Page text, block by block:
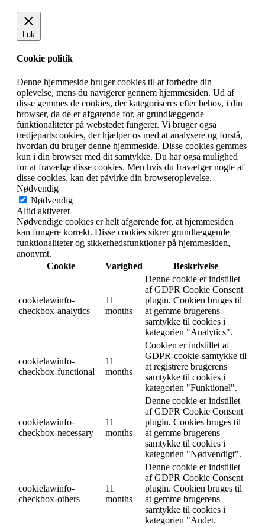
Luk
Cookie politik
Denne hjemmeside bruger cookies til at forbedre din
oplevelse, mens du navigerer gennem hjemmesiden. Ud af
disse gemmes de cookies, der kategoriseres efter behov, i din
browser, da de er afgørende for, at grundlæggende
funktionaliteter på webstedet fungerer. Vi bruger også
tredjepartscookies, der hjælper os med at analysere og forstå,
hvordan du bruger denne hjemmeside. Disse cookies gemmes
kun i din browser med dit samtykke. Du har også mulighed
for at fravælge disse cookies. Men hvis du fravælger nogle af
disse cookies, kan det påvirke din browseroplevelse.
Nødvendig
Nødvendig
Altid aktiveret
Nødvendige cookies er helt afgørende for, at hjemmesiden
kan fungere korrekt. Disse cookies sikrer grundlæggende
funktionaliteter og sikkerhedsfunktioner på hjemmesiden,
anonymt.
Cookie
Varighed Beskrivelse
cookielawinfo-
checkbox-analytics
11
months
Denne cookie er indstillet
af GDPR Cookie Consent
plugin. Cookien bruges til
at gemme brugerens
samtykke til cookies i
kategorien "Analytics".
cookielawinfo-
checkbox-functional
11
months
Cookien er indstillet af
GDPR-cookie-samtykke til
at registrere brugerens
samtykke til cookies i
kategorien "Funktionel".
cookielawinfo-
checkbox-necessary
11
months
Denne cookie er indstillet
af GDPR Cookie Consent
plugin. Cookies bruges til
at gemme brugerens
samtykke til cookies i
kategorien "Nødvendigt".
cookielawinfo-
checkbox-others
11
months
Denne cookie er indstillet
af GDPR Cookie Consent
plugin. Cookien bruges til
at gemme brugerens
samtykke til cookies i
kategorien "Andet.